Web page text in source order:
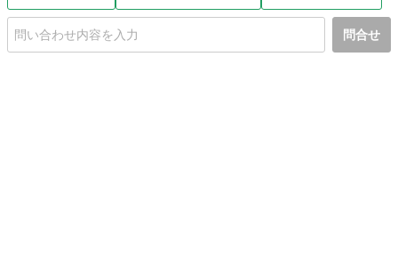
問合せ